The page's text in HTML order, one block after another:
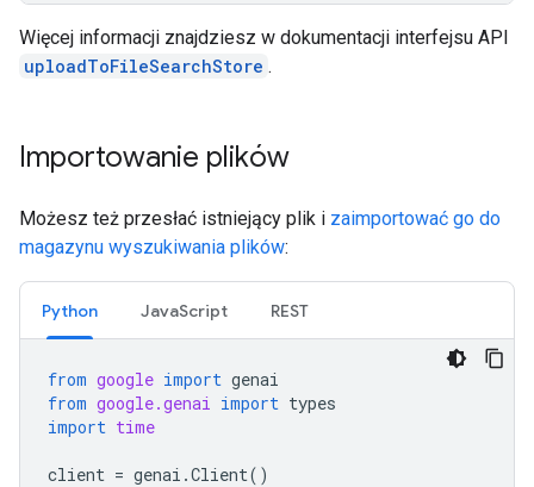
Więcej informacji znajdziesz w dokumentacji interfejsu API
uploadToFileSearchStore .
Importowanie plików
Możesz też przesłać istniejący plik i zaimportować go do
magazynu wyszukiwania plików:
Python JavaScript REST
from google import genai
from google.genai import types
import time
client = genai .Client()